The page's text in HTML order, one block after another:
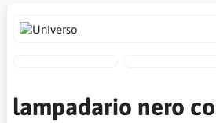
lampadario nero